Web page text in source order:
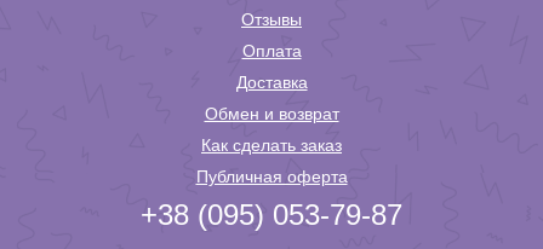
Отзывы
Оплата
Доставка
Обмен и возврат
Как сделать заказ
Публичная оферта
+38 (095) 053-79-87